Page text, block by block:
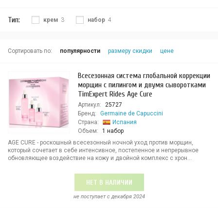
Тип: крем 3 набор 4
Сортировать по: популярности размеру скидки цене
Всесезонная система глобальной коррекции
морщин с пилингом и двумя сыворотками
TimExpert Rides Age Cure
Артикул:
25727
Бренд:
Germaine de Capuccini
Страна:
Испания
Объем:
1 набор
AGE CURE - роскошный всесезонный ночной уход против морщин,
который сочетает в себе интенсивное, постепенное и непрерывное
обновляющее воздействие на кожу и двойной комплекс с хрон...
НЕТ В НАЛИЧИИ
не поступает c декабря 2024